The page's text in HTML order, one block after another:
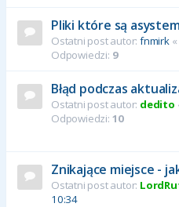
Pliki które są
Ostatni post autor: fnmirk«
Odpowiedzi: 9
Błąd podczas
Ostatni post autor: dedito
Odpowiedzi: 10
Znikające miejsce -
Ostatni post autor:
10:34